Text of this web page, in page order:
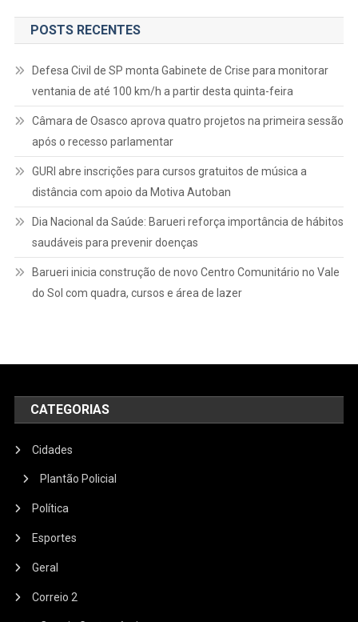
POSTS RECENTES
Defesa Civil de SP monta Gabinete de Crise para monitorar
ventania de até 100 km/h a partir desta quinta-feira
Câmara de Osasco aprova quatro projetos na primeira sessão
após o recesso parlamentar
GURI abre inscrições para cursos gratuitos de música a
distância com apoio da Motiva Autoban
Dia Nacional da Saúde: Barueri reforça importância de hábitos
saudáveis para prevenir doenças
Barueri inicia construção de novo Centro Comunitário no Vale
do Sol com quadra, cursos e área de lazer
CATEGORIAS
Cidades
Plantão Policial
Política
Esportes
Geral
Correio 2